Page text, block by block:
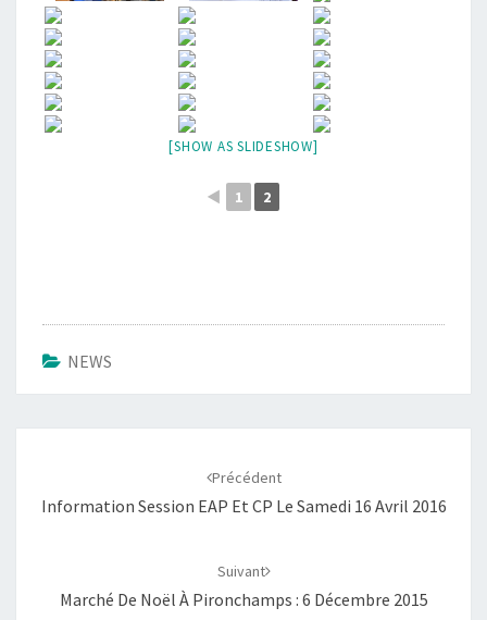
[SHOW AS SLIDESHOW]
◄ 1 2
NEWS
Précédent
Information Session EAP Et CP Le Samedi 16 Avril 2016
Suivant
Marché De Noël À Pironchamps : 6 Décembre 2015